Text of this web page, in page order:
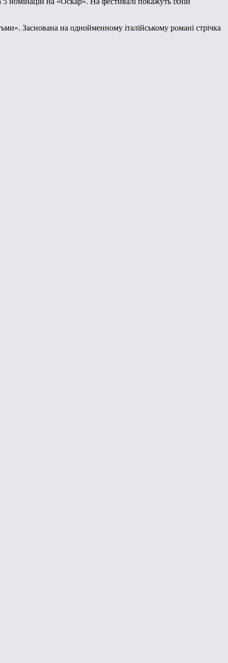
Заснована на однойменному італійському романі стрічка